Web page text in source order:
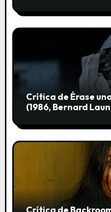
a
a
s
Crítica de Érase
(1986, Bernard
Crítica de